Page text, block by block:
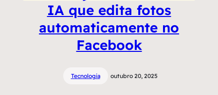
IA que edita fotos
automaticamente no
Facebook
Tecnologia outubro 20, 2025